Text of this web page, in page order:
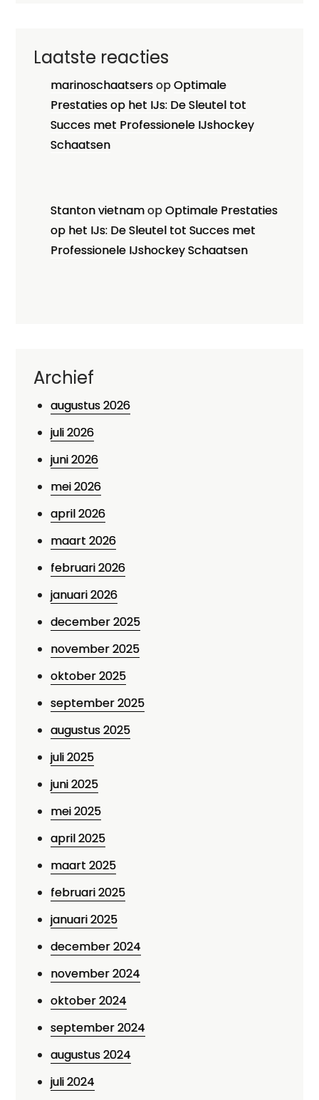
Laatste reacties
marinoschaatsersopOptimale
Prestaties op het IJs: De Sleutel tot
Succes met Professionele IJshockey
Schaatsen
Stanton vietnamopOptimale Prestaties
op het IJs: De Sleutel tot Succes met
Professionele IJshockey Schaatsen
Archief
augustus 2026
juli 2026
juni 2026
mei 2026
april 2026
maart 2026
februari 2026
januari 2026
december 2025
november 2025
oktober 2025
september 2025
augustus 2025
juli 2025
juni 2025
mei 2025
april 2025
maart 2025
februari 2025
januari 2025
december 2024
november 2024
oktober 2024
september 2024
augustus 2024
juli 2024